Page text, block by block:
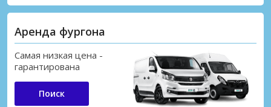
Аренда фургона
Самая низкая цена -
гарантирована
Поиск